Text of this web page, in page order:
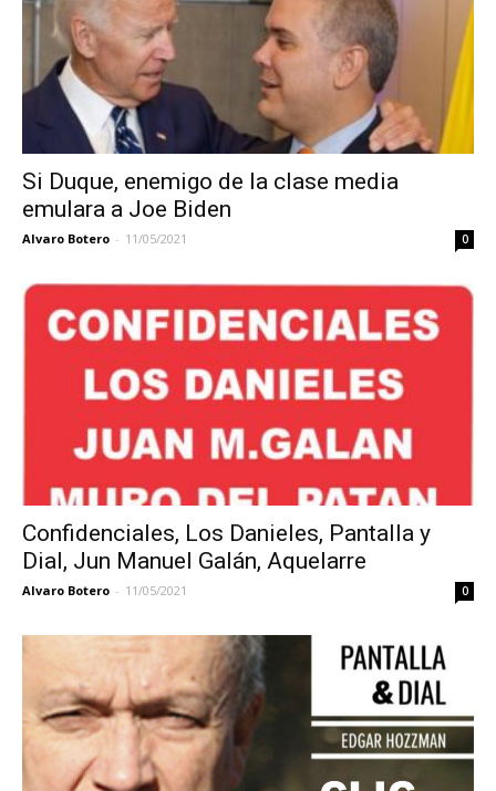
Si Duque, enemigo de la clase media
emulara a Joe Biden
Alvaro Botero - 11/05/2021 0
Confidenciales, Los Danieles, Pantalla y
Dial, Jun Manuel Galán, Aquelarre
Alvaro Botero - 11/05/2021 0